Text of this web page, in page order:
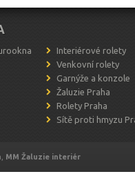
Interiérové rolety
Venkovní rolety
Garnýže a konzole
Žaluzie Praha
Rolety Praha
Sítě proti hmyzu
MM Žaluzie interiér